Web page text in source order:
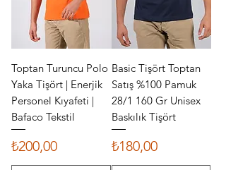
Toptan Turuncu Polo
Yaka Tişört | Enerjik
Personel Kıyafeti |
Bafaco Tekstil
Fiyat
₺200,00
Basic Tişört Toptan
Satış %100 Pamuk
28/1 160 Gr Unisex
Baskılık Tişört
Fiyat
₺180,00